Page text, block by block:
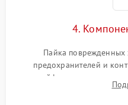
4.
Пайка поврежденных
предохранителей и
шлейфов, дисплея,
автофокуса.